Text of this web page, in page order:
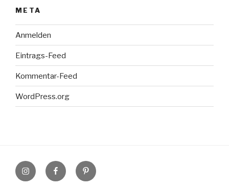
META
Anmelden
Eintrags-Feed
Kommentar-Feed
WordPress.org
InstagramFacebookPinterest